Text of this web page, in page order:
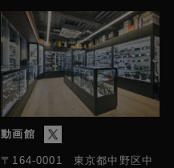
動画館
〒164-0001 東京都中野区中